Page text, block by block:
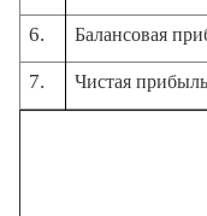
6. Балансовая
7. Чистая прибыль